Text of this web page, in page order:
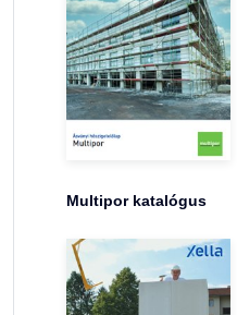
Multipor katalógus